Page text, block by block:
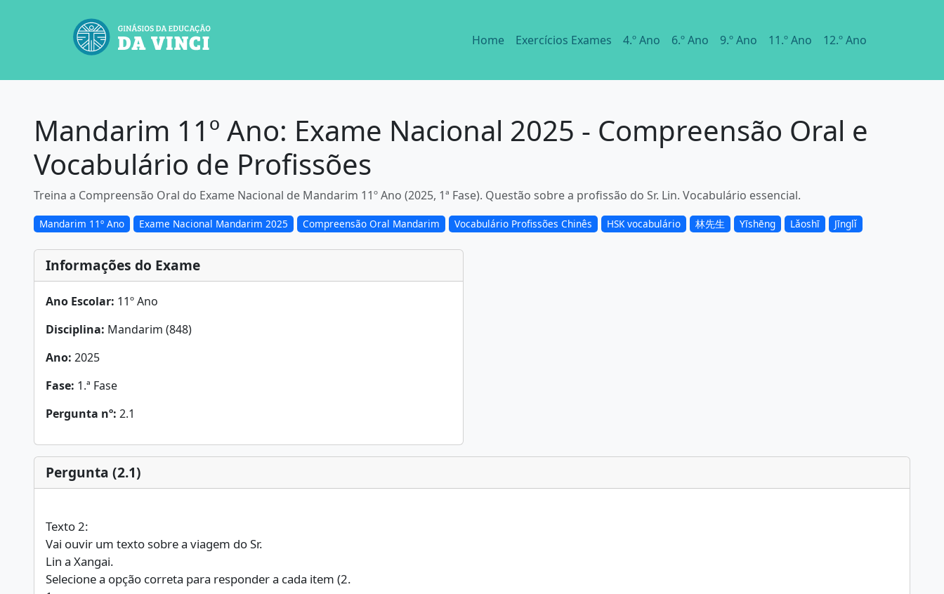
Home Exercícios Exames 4.º Ano 6.º Ano 9.º Ano 11.º Ano 12.º Ano
Mandarim 11º Ano: Exame Nacional 2025 - Compreensão Oral e
Vocabulário de Profissões
Treina a Compreensão Oral do Exame Nacional de Mandarim 11º Ano (2025, 1ª Fase). Questão sobre a profissão do Sr. Lin. Vocabulário essencial.
Mandarim 11º Ano Exame Nacional Mandarim 2025 Compreensão Oral Mandarim Vocabulário Profissões Chinês HSK vocabulário 林先生 Yīshēng Lǎoshī Jīnglǐ
Informações do Exame
Ano Escolar: 11º Ano
Disciplina: Mandarim (848)
Ano: 2025
Fase: 1.ª Fase
Pergunta nº: 2.1
Pergunta (2.1)
Texto 2:
Vai ouvir um texto sobre a viagem do Sr.
Lin a Xangai.
Selecione a opção correta para responder a cada item (2.